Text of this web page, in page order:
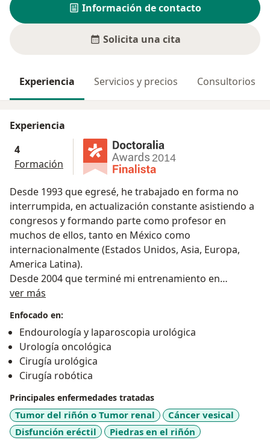
Información de contacto
Solicita una cita
Experiencia Servicios y precios Consultorios
Experiencia
4
Formación
Desde 1993 que egresé, he trabajado en forma no
interrumpida, en actualización constante asistiendo a
congresos y formando parte como profesor en
muchos de ellos, tanto en México como
internacionalmente (Estados Unidos, Asia, Europa,
America Latina).
Desde 2004 que terminé mi entrenamiento en
laparoscopía, atiendo a los pacientes con mínima
primer urólogo en el Noroeste del país en realizar una
cirugía robótica, desde entonces igualmente alterno la
Cirugía Robótica y Laparoscópica para resolver casos
complejos.
ver más
Enfocado en:
Endourología y laparoscopia urológica
Urología oncológica
Cirugía urológica
Cirugía robótica
Principales enfermedades tratadas
Tumor del riñón o Tumor renal
Cáncer vesical
Disfunción eréctil
Piedras en el riñón